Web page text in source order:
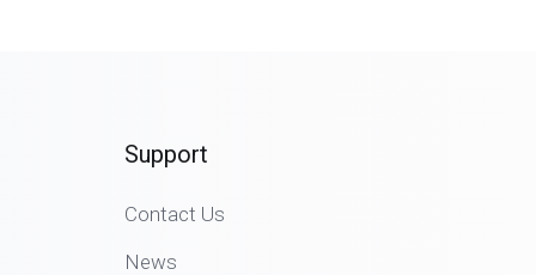
Support
Contact Us
News